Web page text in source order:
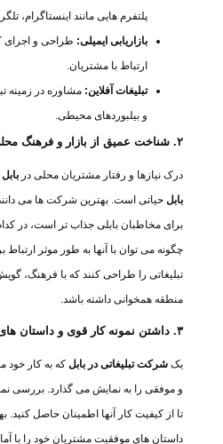
پلتفرم هایی مانند اینستاگرام،
بازاریابی ایمیلی: طراحی و اجرای
ارتباط با مشتریان.
تبلیغات آفلاین: مشاوره در زمینه
و بیلبوردهای محیطی.
۲. شناخت عمیق از بازار و فرهنگ محلی بابل
درک نیازها و رفتار مشتریان محلی در بابل
بابل حیاتی است. بهترین شرکت ها می دانند
برای مخاطبان بابلی جذاب تر است، در
چگونه می توان با آنها به طور موثر ارتباط
تبلیغاتی را طراحی کنند که با فرهنگ،
منطقه همخوانی داشته باشد.
۳. داشتن نمونه کار قوی و داستان های موفقیت
یک شرکت تبلیغاتی در بابل که به کار خود
و موفقی را به نمایش می گذارد. بررسی
تا از کیفیت کار آنها اطمینان حاصل کنید.
داستان های موفقیت مشتریان خود را با